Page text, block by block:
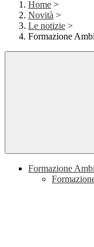
Home >
Novità >
Le notizie >
Formazione
Formazione